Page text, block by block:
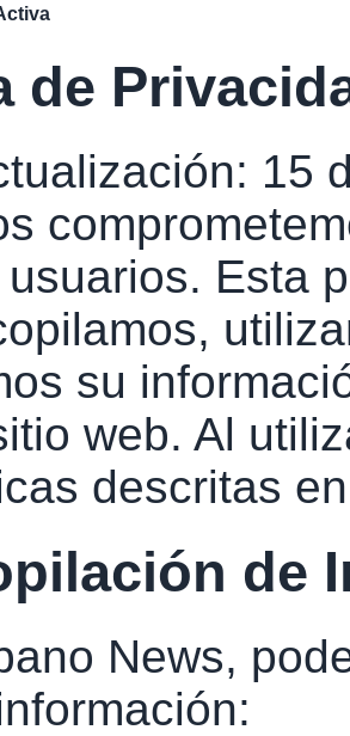
de
15
Esta
su
web. Al
descritas
de
News,